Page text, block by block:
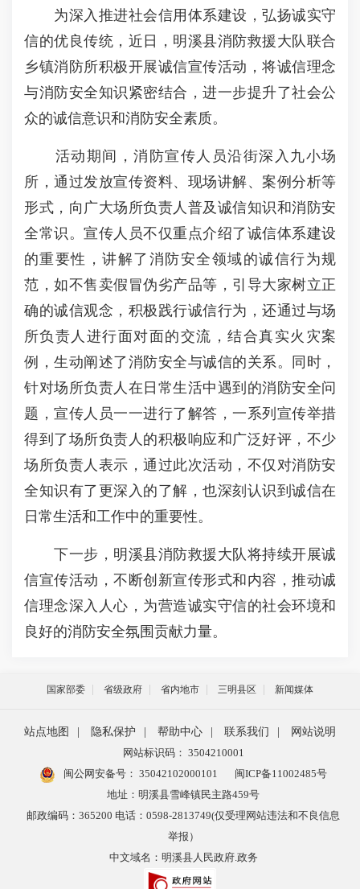
为深入推进社会信用体系建设，弘扬诚实守
信的优良传统，近日，明溪县消防救援大队联合
乡镇消防所积极开展诚信宣传活动，将诚信理念
与消防安全知识紧密结合，进一步提升了社会公
众的诚信意识和消防安全素质。
活动期间，消防宣传人员沿街深入九小场
所，通过发放宣传资料、现场讲解、案例分析等
形式，向广大场所负责人普及诚信知识和消防安
全常识。宣传人员不仅重点介绍了诚信体系建设
的重要性，讲解了消防安全领域的诚信行为规
范，如不售卖假冒伪劣产品等，引导大家树立正
确的诚信观念，积极践行诚信行为，还通过与场
所负责人进行面对面的交流，结合真实火灾案
例，生动阐述了消防安全与诚信的关系。同时，
针对场所负责人在日常生活中遇到的消防安全问
题，宣传人员一一进行了解答，一系列宣传举措
得到了场所负责人的积极响应和广泛好评，不少
场所负责人表示，通过此次活动，不仅对消防安
全知识有了更深入的了解，也深刻认识到诚信在
日常生活和工作中的重要性。
下一步，明溪县消防救援大队将持续开展诚
信宣传活动，不断创新宣传形式和内容，推动诚
信理念深入人心，为营造诚实守信的社会环境和
良好的消防安全氛围贡献力量。
国家部委 省级政府 省内地市 三明县区 新闻媒体
站点地图 | 隐私保护 | 帮助中心 | 联系我们 |
网站说明
网站标识码： 3504210001
闽公网安备号： 35042102000101
闽ICP备11002485号
地址：明溪县雪峰镇民主路459号
邮政编码：365200 电话：0598-2813749(仅受理网站违法和不良信息
举报）
中文域名：明溪县人民政府.政务